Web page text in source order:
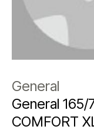
General
General 165/
COMFORT